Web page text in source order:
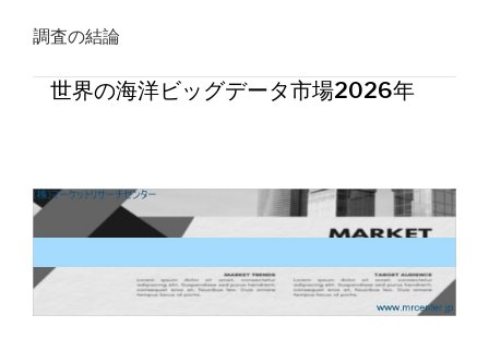
調査の結論
世界の海洋ビッグデータ市場2026年